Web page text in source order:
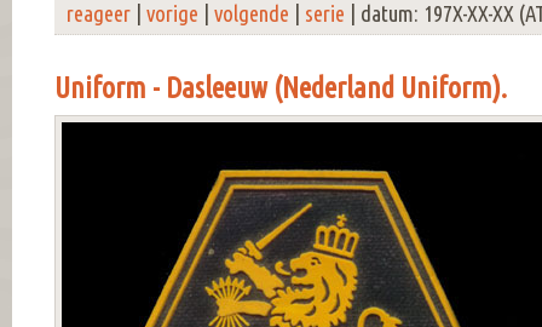
reageer
vorige volgende serie | datum: 197X-XX-XX
Uniform - Dasleeuw (Nederland Uniform).